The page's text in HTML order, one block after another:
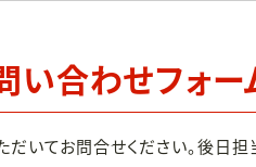
い合わせフォー
いてお問合せください。後日担